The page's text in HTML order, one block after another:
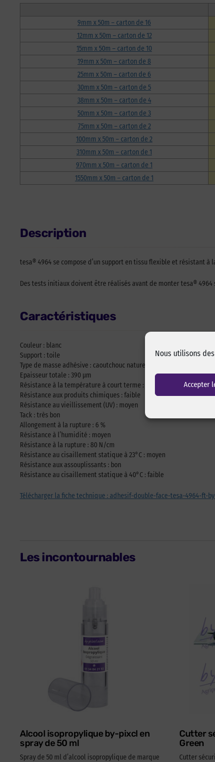
Nous utilisons
Accepter
9mm x 50m – carton de 16
12mm x 50m – carton de 12
15mm x 50m – carton de 10
19mm x 50m – carton de 8
25mm x 50m – carton de 6
30mm x 50m – carton de 5
38mm x 50m – carton de 4
50mm x 50m – carton de 3
75mm x 50m – carton de 2
100mm x 50m – carton de 2
310mm x 50m – carton de 1
970mm x 50m – carton de 1
1550mm x 50m – carton de 1
Description
tesa® 4964 se compose d’un support en tissu flexible et résistant à
Des tests initiaux doivent être réalisés avant de monter tesa® 4964
Caractéristiques
Couleur : blanc
Support : toile
Type de masse adhésive : caoutchouc naturel
Epaisseur totale : 390 µm
Résistance à la température à court terme : 110 °C
Résistance aux produits chimiques : faible
Résistance au vieillissement (UV) : moyen
Tack : très bon
Allongement à la rupture : 6 %
Résistance à l’humidité : moyen
Résistance à la rupture : 80 N/cm
Résistance au cisaillement statique à 23°C : moyen
Résistance aux assouplissants : bon
Résistance au cisaillement statique à 40°C : faible
Télécharger la fiche technique : adhesif-double-face-tesa-4964-ft-
Les incontournables
Alcool isopropylique by-pixcl en
spray de 50 ml
Spray de 50 ml d’alcool isopropylique de marque
Cutter
Green
Cutter